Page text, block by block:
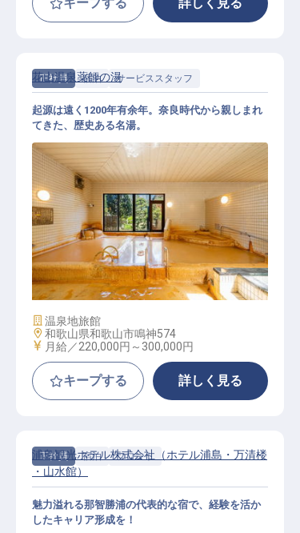
正社員 宿泊 サービススタッフ
フロント中心の旅館スタッフ（月8
日休み／残業ほぼなし／月給22万以
上）
花山温泉薬師の湯
起源は遠く1200年有余年。奈良時代から親しまれ
てきた、歴史ある名湯。
施設業態
温泉地旅館
勤務地
和歌山県和歌山市鳴神574
給与
月給／220,000円～ 300,000円
キープする 詳しく見る
正社員 宿泊 フロント
浦島観光ホテル株式会社（ホテル浦島・万清楼
・山水館）
魅力溢れる那智勝浦の代表的な宿で、経験を活か
したキャリア形成を！